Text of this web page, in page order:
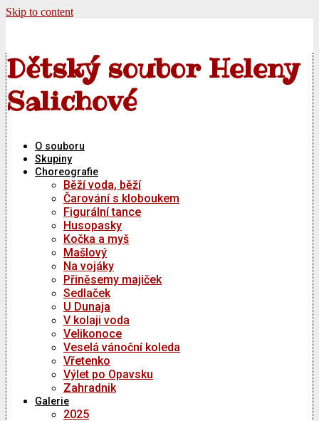
Skip to content
Dětský soubor Heleny
Salichové
O souboru
Skupiny
Choreografie
Běží voda, běží
Čarování s kloboukem
Figurální tance
Husopasky
Kočka a myš
Mašlový
Na vojáky
Přiněsemy majiček
Sedlaček
U Dunaja
V kolaji voda
Velikonoce
Veselá vánoční koleda
Vřetenko
Výlet po Opavsku
Zahradnik
Galerie
2025